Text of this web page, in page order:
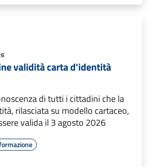
validità carta d'identità
di tutti i cittadini che la
rilasciata su modello cartaceo,
valida il 3 agosto 2026